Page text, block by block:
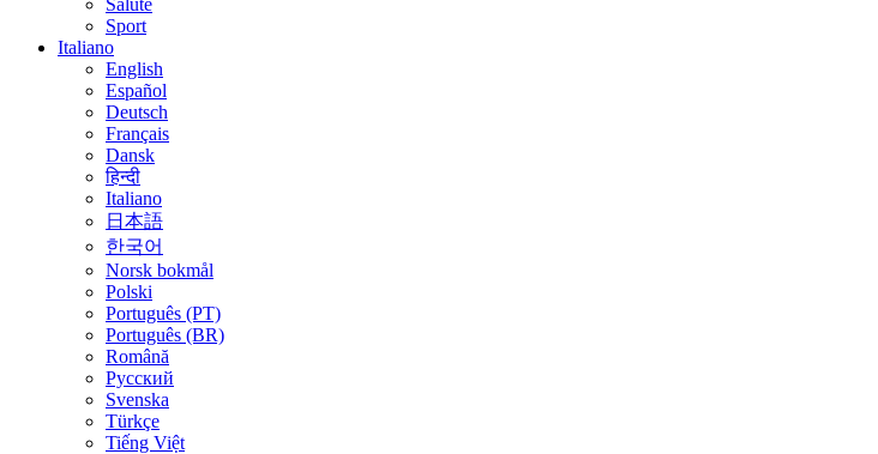
Salute
Sport
Italiano
English
Español
Deutsch
Français
Dansk
हिन्दी
Italiano
日本語
한국어
Norsk bokmål
Polski
Português (PT)
Português (BR)
Română
Русский
Svenska
Türkçe
Tiếng Việt